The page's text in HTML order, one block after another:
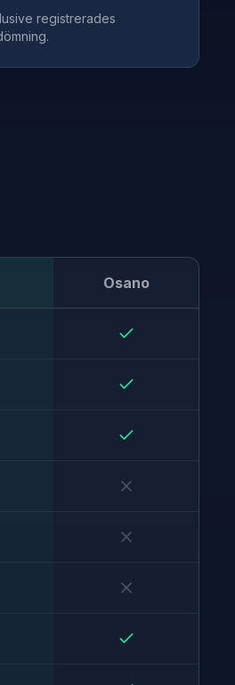
registrerades
Osano